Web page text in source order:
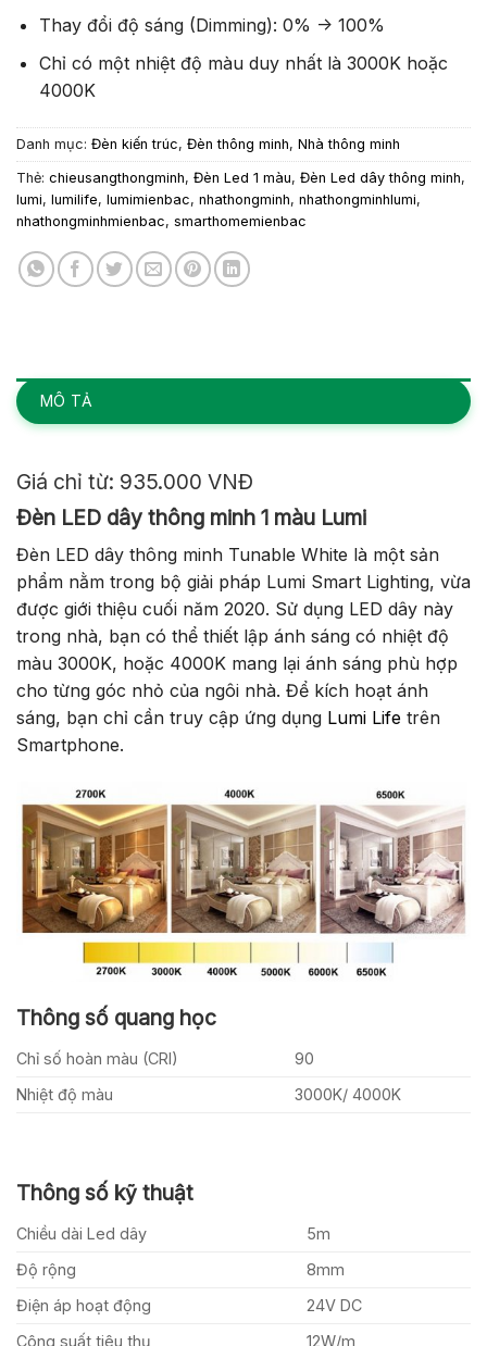
Thay đổi độ sáng (Dimming): 0% -> 100%
Chỉ có một nhiệt độ màu duy nhất là 3000K hoặc
4000K
Danh mục: Đèn kiến trúc, Đèn thông minh, Nhà thông minh
Thẻ: chieusangthongminh, Đèn Led 1 màu, Đèn Led dây thông minh,
lumi, lumilife, lumimienbac, nhathongminh, nhathongminhlumi,
nhathongminhmienbac, smarthomemienbac
MÔ TẢ
Giá chỉ từ: 935.000 VNĐ
Đèn LED dây thông minh 1 màu Lumi
Đèn LED dây thông minh Tunable White là một sản
phẩm nằm trong bộ giải pháp Lumi Smart Lighting, vừa
được giới thiệu cuối năm 2020. Sử dụng LED dây này
trong nhà, bạn có thể thiết lập ánh sáng có nhiệt độ
màu 3000K, hoặc 4000K mang lại ánh sáng phù hợp
cho từng góc nhỏ của ngôi nhà. Để kích hoạt ánh
sáng, bạn chỉ cần truy cập ứng dụng Lumi Life trên
Smartphone.
Thông số quang học
Chỉ số hoàn màu (CRI)
90
Nhiệt độ màu
3000K/ 4000K
Thông số kỹ thuật
Chiều dài Led dây
5m
Độ rộng
8mm
Điện áp hoạt động
24V DC
Công suất tiêu thụ
12W/m